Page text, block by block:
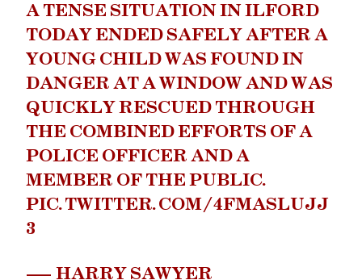
A TENSE SITUATION IN ILFORD
TODAY ENDED SAFELY AFTER A
YOUNG CHILD WAS FOUND IN
DANGER AT A WINDOW AND WAS
QUICKLY RESCUED THROUGH
THE COMBINED EFFORTS OF A
POLICE OFFICER AND A
MEMBER OF THE PUBLIC.
PIC.TWITTER.COM/4FMASLUJJ
3